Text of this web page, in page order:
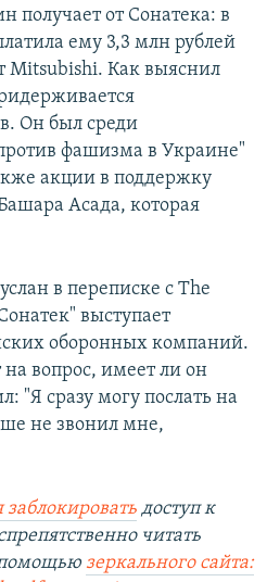
получает от Сонатека: в
ему 3,3 млн рублей
Mitsubishi. Как выяснил
Он был среди
фашизма в Украине"
акции в поддержку
Асада, которая
в переписке с The
выступает
оборонных компаний.
вопрос, имеет ли он
"Я сразу могу послать на
не звонил мне,
доступ к
читать
зеркального сайта: